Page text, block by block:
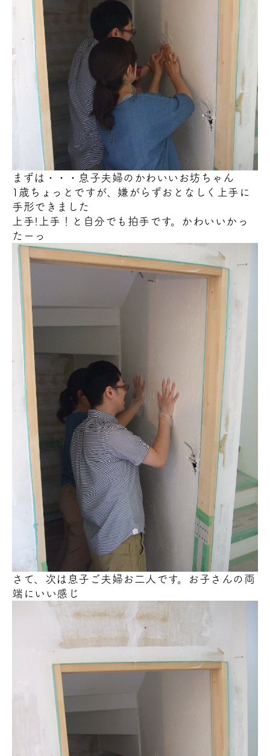
まずは・・・息子夫婦のかわいいお坊ちゃん
1歳ちょっとですが、嫌がらずおとなしく上手に
手形できました
上手!上手！と自分でも拍手です。かわいいかっ
たーっ
さて、次は息子ご夫婦お二人です。お子さんの両
端にいい感じ